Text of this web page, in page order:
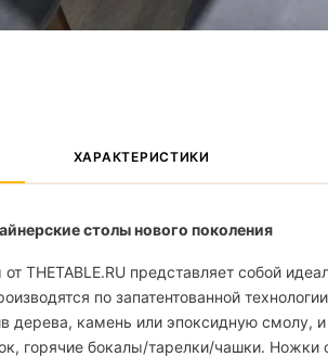
ХАРАКТЕРИСТИКИ
столы нового поколения
THETABLE.RU представляет собой
по запатентованной
камень или эпоксидную смолу, и
горячие бокалы/тарелки/чашки. Ножки